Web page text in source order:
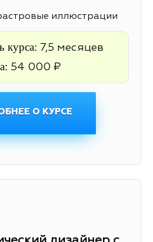
иллюстрации
курса: 7,5 месяцев
54 000 ₽
О КУРСЕ